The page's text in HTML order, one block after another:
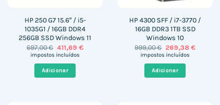
HP 250 G7 15.6″ / i5-
1035G1 / 16GB DDR4
256GB SSD Windows 11
697,00€ O
preço
era:
697,00 €.
411,69 €O
impostos incluídos
Adicionar
HP 4300 SFF / i7-3770 /
16GB DDR3 1TB SSD
Windows 10
999,00€ O
preço
era:
999,00 €.
269,38 €O
impostos incluídos
Adicionar